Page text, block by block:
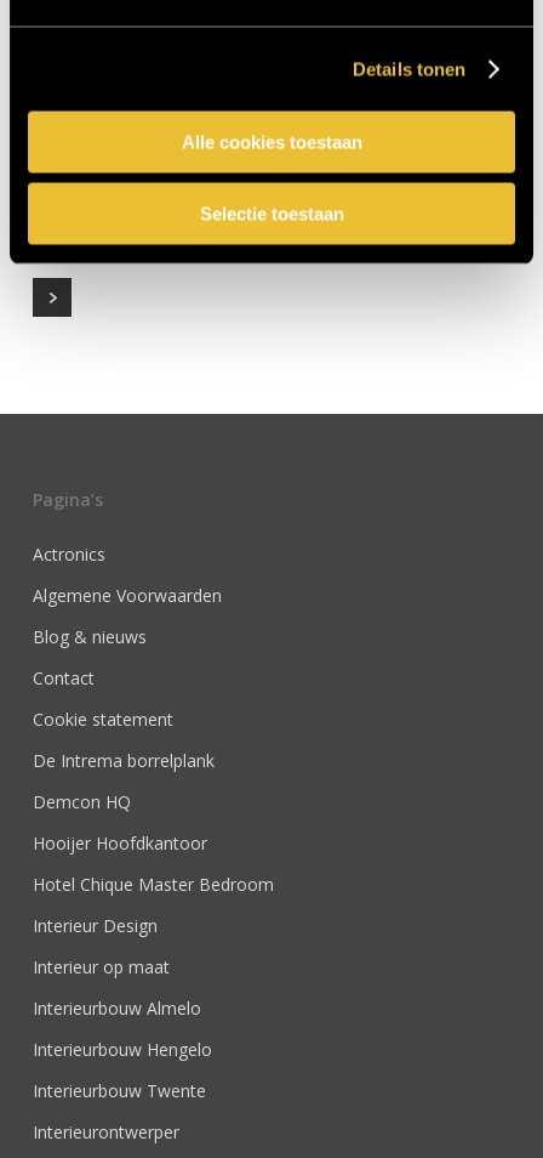
Details tonen
Alle cookies toestaan
Selectie toestaan
Pagina’s
Actronics
Algemene Voorwaarden
Blog & nieuws
Contact
Cookie statement
De Intrema borrelplank
Demcon HQ
Hooijer Hoofdkantoor
Hotel Chique Master Bedroom
Interieur Design
Interieur op maat
Interieurbouw Almelo
Interieurbouw Hengelo
Interieurbouw Twente
Interieurontwerper